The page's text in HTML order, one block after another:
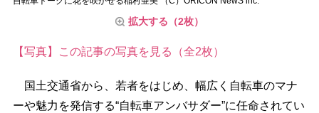
拡大する（2枚）
【写真】この記事の写真を見る（全2枚）
国土交通省から、若者をはじめ、幅広く自転車のマナ
ーや魅力を発信する“自転車アンバサダー”に任命されてい